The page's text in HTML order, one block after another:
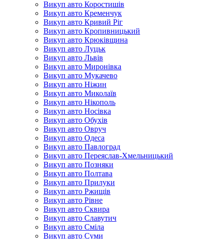
Викуп авто Коростишів
Викуп авто Кременчук
Викуп авто Кривий Ріг
Викуп авто Кропивницький
Викуп авто Крюківщина
Викуп авто Луцьк
Викуп авто Львів
Викуп авто Миронівка
Викуп авто Мукачево
Викуп авто Ніжин
Викуп авто Миколаїв
Викуп авто Нікополь
Викуп авто Носівка
Викуп авто Обухів
Викуп авто Овруч
Викуп авто Одеса
Викуп авто Павлоград
Викуп авто Переяслав-Хмельницький
Викуп авто Позняки
Викуп авто Полтава
Викуп авто Прилуки
Викуп авто Ржищів
Викуп авто Рівне
Викуп авто Сквира
Викуп авто Славутич
Викуп авто Сміла
Викуп авто Суми